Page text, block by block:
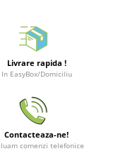
Livrare rapida !
In EasyBox/Domiciliu
Contacteaza-ne!
comenzi telefonice